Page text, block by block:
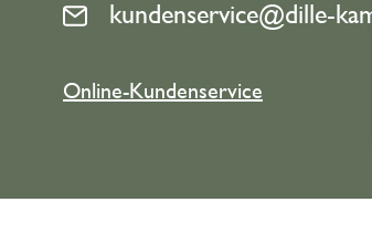
kundenservice@dille-
Online-Kundenservice